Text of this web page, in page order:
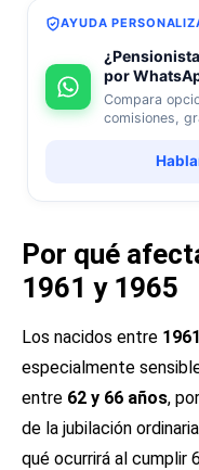
AYUDA
por
Compara
comisiones,
Por qué
1961 y 1965
Los nacidos entre
especialmente
entre 62 y 66 años,
de la jubilación
qué ocurrirá al cumplir